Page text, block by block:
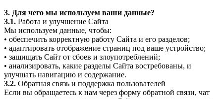
3. Для чего мы используем ваши данные?
3.1. Работа и улучшение Сайта
Мы используем данные, чтобы:
• обеспечить корректную работу Сайта и его разделов;
• адаптировать отображение страниц под ваше устройство;
• защищать Сайт от сбоев и злоупотреблений;
• анализировать, какие разделы Сайта востребованы, и
улучшать навигацию и содержание.
3.2. Обратная связь и поддержка пользователей
Если вы обращаетесь к нам через форму обратной связи, чат